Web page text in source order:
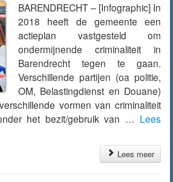
BARENDRECHT – [Infographic] In
2018 heeft de gemeente een
actieplan vastgesteld om
ondermijnende criminaliteit in
Barendrecht tegen te gaan.
Verschillende partijen (oa politie,
OM, Belastingdienst en Douane)
vormen van criminaliteit
het bezit/gebruik van … Lees
Lees meer